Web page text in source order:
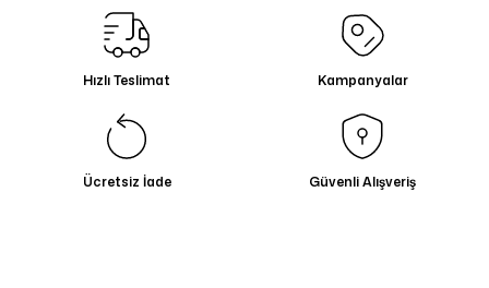
Hızlı Teslimat Kampanyalar
Ücretsiz İade Güvenli Alışveriş